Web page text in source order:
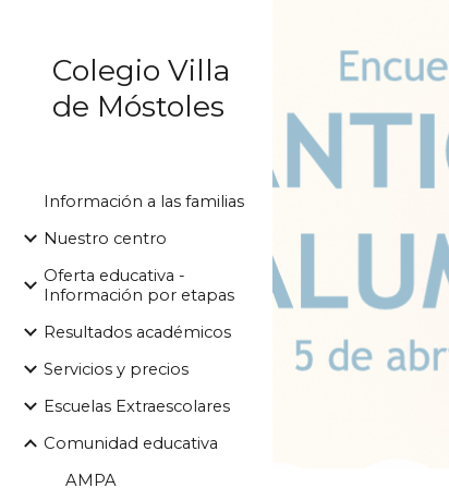
Colegio Villa
de Móstoles
Información a las familias
Nuestro centro
Oferta educativa -
Información por etapas
Resultados académicos
Servicios y precios
Escuelas Extraescolares
Comunidad educativa
AMPA